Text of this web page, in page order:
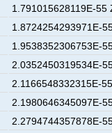
1.791015628119E-55
1.8724254293971E-
1.9538352306753E-
2.0352450319534E-
2.1166548332315E-
2.1980646345097E-
2.2794744357878E-